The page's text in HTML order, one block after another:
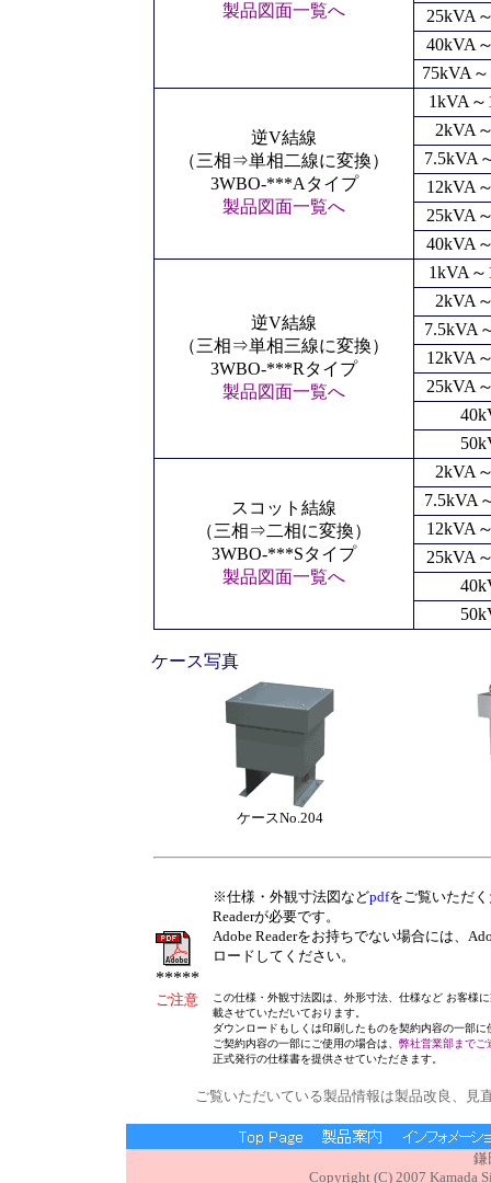
製品図面一覧へ
25kVA
40kVA
75kVA
逆V結線
（三相⇒単相二線に変換）
3WBO-***Aタイプ
製品図面一覧へ
1kVA
2kVA
7.5kVA
12kVA
25kVA
40kVA
逆V結線
（三相⇒単相三線に変換）
3WBO-***Rタイプ
製品図面一覧へ
1kVA
2kVA
7.5kVA
12kVA
25kVA
スコット結線
（三相⇒二相に変換）
3WBO-***Sタイプ
製品図面一覧へ
2kVA
7.5kVA
12kVA
25kVA
ケース写真
ケースNo.204
※仕様・外観寸法図などpdfをご覧いただ
Readerが必要です。
Adobe Readerをお持ちでない場合には、
ロードしてください。
*****
ご注意
この仕様・外観寸法図は、外形寸法、仕様など お客様
載させていただいております。
ダウンロードもしくは印刷したものを契約内容の一部
ご契約内容の一部にご使用の場合は、 弊社営業部までご
正式発行の仕様書を提供させていただきます。
ご覧いただいている製品情報は製品改良、見
鎌
Copyright (C) 2007 Kamada